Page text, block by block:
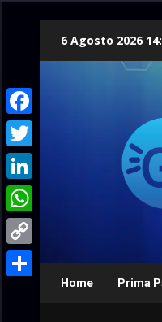
6 Agosto 2026
Home Prima
Facebook
Twitter
LinkedIn
WhatsApp
Copy